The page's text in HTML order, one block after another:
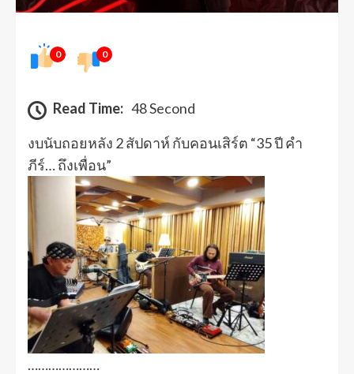
0 0
Read Time: 48 Second
งบนับถอยหลัง 2 สัปดาห์ กับคอนเสิร์ต “35 ปี คำ
ภีร์… ถึงเพื่อน”
…………………